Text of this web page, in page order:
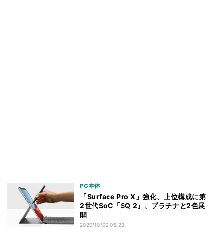
PC本体
「Surface Pro X」強化、上位構成に第
2世代SoC「SQ 2」、プラチナと2色展
開
2020/10/02 06:23